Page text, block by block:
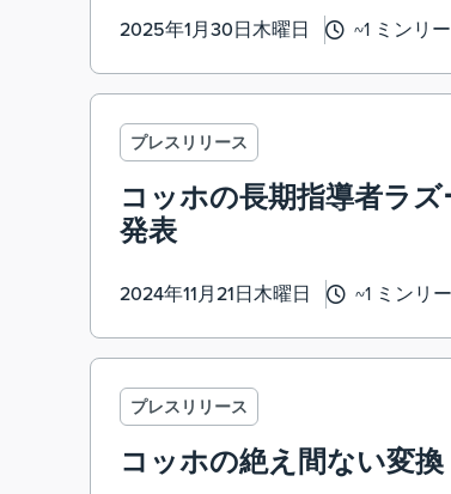
2025年1月30日木曜日 ~1 ミンリ
プレスリリース
コッホの長期指導者ラ
発表
2024年11月21日木曜日 ~1 ミンリ
プレスリリース
コッホの絶え間ない変換